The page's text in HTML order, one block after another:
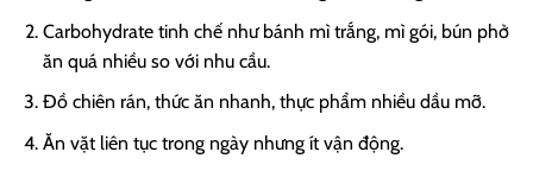
Carbohydrate tinh chế như bánh mì trắng, mì gói, bún phở
ăn quá nhiều so với nhu cầu.
Đồ chiên rán, thức ăn nhanh, thực phẩm nhiều dầu mỡ.
Ăn vặt liên tục trong ngày nhưng ít vận động.